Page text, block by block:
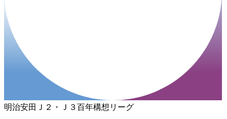
明治安田Ｊ２・Ｊ３百年構想リーグ